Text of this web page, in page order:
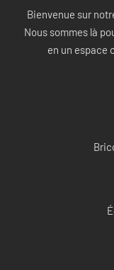
Bienvenue sur
Nous sommes là
en un espace